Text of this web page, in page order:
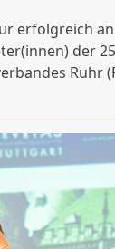
erfolgreich
der
Ruhr